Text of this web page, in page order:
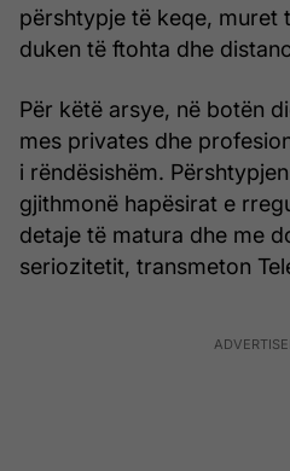
përshtypje të keqe, muret
duken të ftohta dhe
Për këtë arsye, në botën
mes privates dhe
i rëndësishëm.
gjithmonë hapësirat e
detaje të matura dhe me
seriozitetit, transmeton